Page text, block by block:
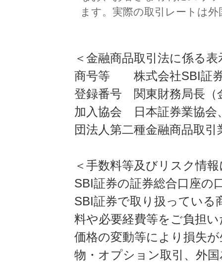
ます。実際の取引レートは
＜金融商品取引法に係る表
商号等 株式会社SBI証
登録番号 関東財務局長（
加入協会 日本証券業協会
団法人第二種金融商品取引
＜手数料等及びリスク情
SBI証券の証券総合口座の
SBI証券で取り扱っている
料や必要経費等をご負担
価格の変動等により損失
物・オプション取引、外